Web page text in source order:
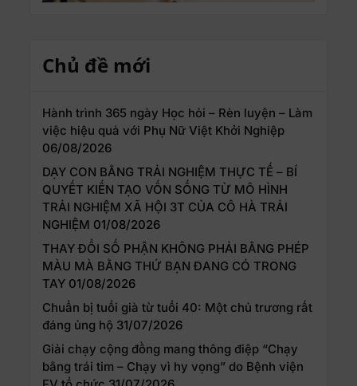
Chủ đề mới
Hành trình 365 ngày Học hỏi – Rèn luyện – Làm
việc hiệu quả với Phụ Nữ Việt Khởi Nghiệp
06/08/2026
DẠY CON BẰNG TRẢI NGHIỆM THỰC TẾ – BÍ
QUYẾT KIẾN TẠO VỐN SỐNG TỪ MÔ HÌNH
TRẢI NGHIỆM XÃ HỘI 3T CỦA CÔ HÀ TRẢI
NGHIỆM 01/08/2026
THAY ĐỔI SỐ PHẬN KHÔNG PHẢI BẰNG PHÉP
MÀU MÀ BẰNG THỨ BẠN ĐANG CÓ TRONG
TAY 01/08/2026
Chuẩn bị tuổi già từ tuổi 40: Một chủ trương rất
đáng ủng hộ 31/07/2026
Giải chạy cộng đồng mang thông điệp “Chạy
bằng trái tim – Chạy vì hy vọng” do Bệnh viện